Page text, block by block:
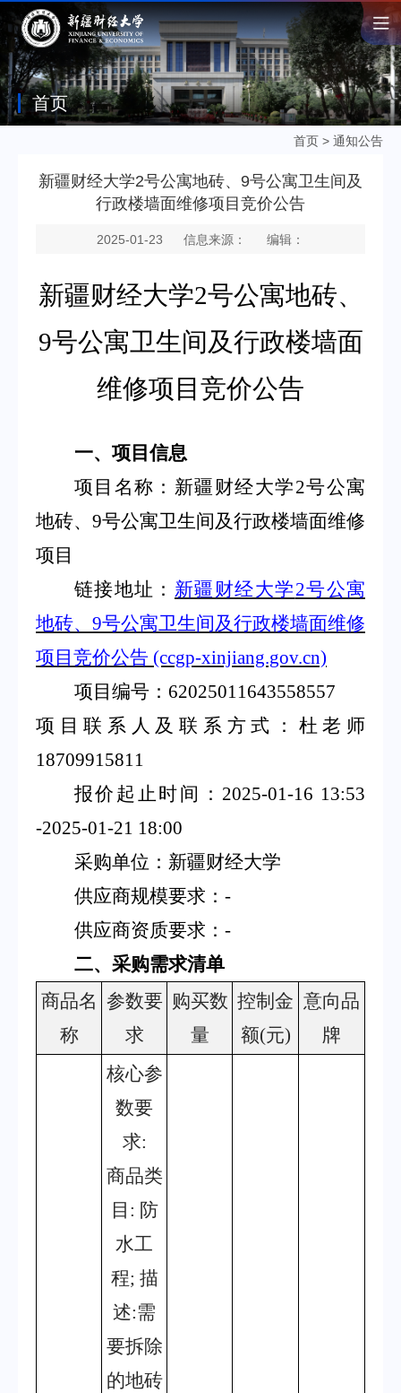
首页
首页 > 通知公告
新疆财经大学2号公寓地砖、9号公寓卫生间及
行政楼墙面维修项目竞价公告
2025-01-23 信息来源： 编辑：
新疆财经大学2号公寓地砖、
9号公寓卫生间及行政楼墙面
维修项目竞价公告
一、项目信息
项目名称：新疆财经大学2号公寓
地砖、9号公寓卫生间及行政楼墙面维修
项目
链接地址： 新疆财经大学2号公寓
地砖、9号公寓卫生间及行政楼墙面维修
项目竞价公告 (ccgp-xinjiang.gov.cn)
项目编号： 62025011643558557
项目联系人及联系方式：杜老师
18709915811
报价起止时间： 2025-01-16 13:53
-2025-01-21 18:00
采购单位：新疆财经大学
供应商规模要求： -
供应商资质要求： -
二、采购需求清单
商品名
称
参数要
求
购买数
量
控制金
额(元)
意向品
牌
核心参
数要
求:
商品类
目 : 防
水工
程; 描
述:需
要拆除
的地砖